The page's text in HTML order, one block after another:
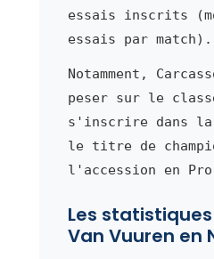
essais inscrits
essais par match).
Notamment,
peser sur le
s'inscrire dans la
le titre de
l'accession en Pro
Les
Van Vuuren en